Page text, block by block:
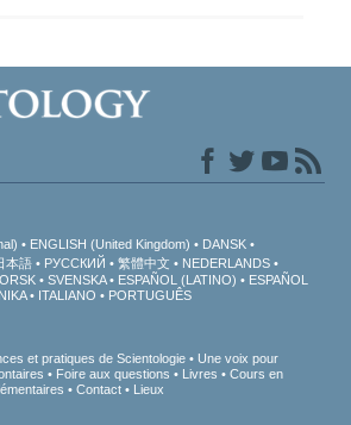
ENGLISH (United Kingdom)
DANSK
本語 РУССКИЙ 繁體中文
NEDERLANDS
SVENSKA ESPAÑOL (LATINO)
ESPAÑOL
ITALIANO PORTUGUÊS
et pratiques de Scientologie
Une voix pour
Foire aux questions Livres
Cours en
Contact Lieux